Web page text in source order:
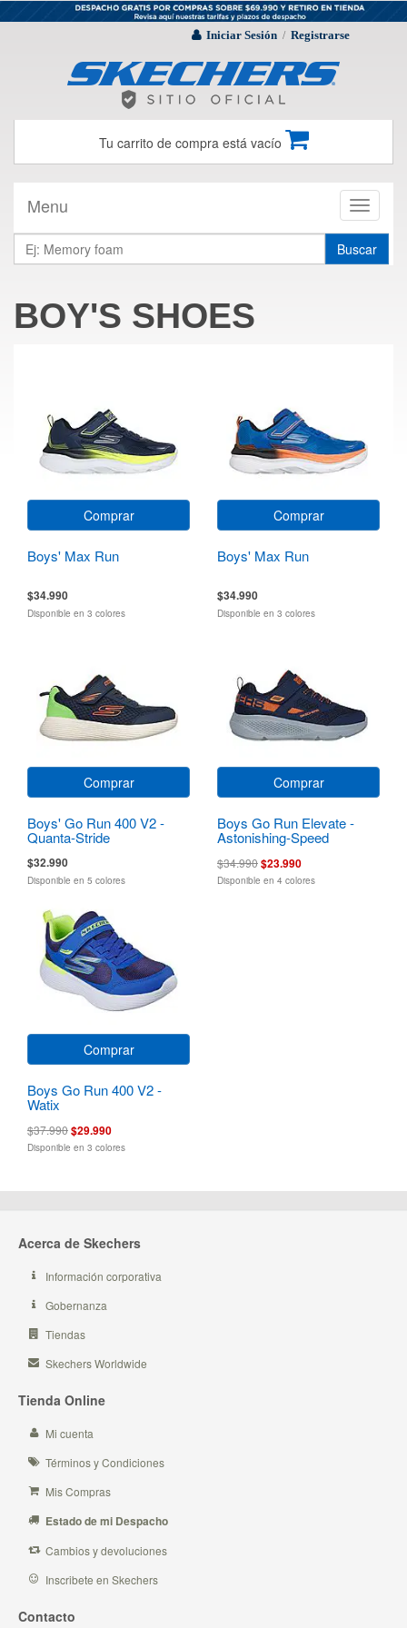
Iniciar Sesión / Registrarse
Tu carrito de compra está vacío
Toggle
Menu
Buscar
BOY'S SHOES
Comprar
Boys' Max Run
$34.990
Disponible en 3 colores
Comprar
Boys' Max Run
$34.990
Disponible en 3 colores
Comprar
Boys' Go Run 400 V2 -
Quanta-Stride
$32.990
Disponible en 5 colores
Comprar
Boys Go Run Elevate -
Astonishing-Speed
$34.990$23.990
Disponible en 4 colores
Comprar
Boys Go Run 400 V2 -
Watix
$37.990$29.990
Disponible en 3 colores
Acerca de Skechers
Información corporativa
Gobernanza
Tiendas
Skechers Worldwide
Tienda Online
Mi cuenta
Términos y Condiciones
Mis Compras
Estado de mi Despacho
Cambios y devoluciones
Inscribete en Skechers
Contacto